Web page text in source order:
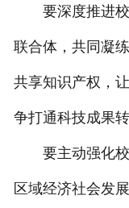
要深度推进校
联合体，共同凝
共享知识产权，
争打通科技成果
要主动强化校
区域经济社会发